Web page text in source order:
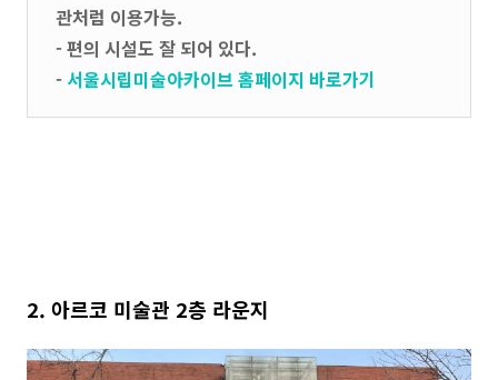
관처럼 이용가능.
- 편의 시설도 잘 되어 있다.
- 서울시립미술아카이브 홈페이지 바로가기
2. 아르코 미술관 2층 라운지